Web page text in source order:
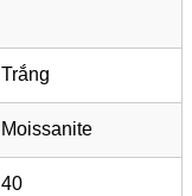
Trắng
Moissanite
40